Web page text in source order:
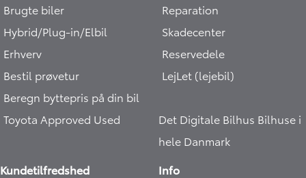
Brugte biler
Hybrid/Plug-in/Elbil
Erhverv
Bestil prøvetur
Beregn byttepris på din bil
Toyota Approved Used
Reparation
Skadecenter
Reservedele
LejLet (lejebil)
Det Digitale Bilhus Bilhuse i
hele Danmark
Kundetilfredshed
Info